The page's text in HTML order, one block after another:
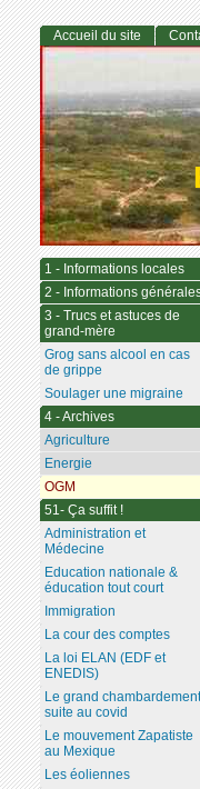
Accueil du site
1 - Informations locales
2 - Informations
3 - Trucs et astuces de
grand-mère
Grog sans alcool en cas
de grippe
Soulager une migraine
4 - Archives
Agriculture
Energie
OGM
51- Ça suffit !
Administration et
Médecine
Education nationale &
éducation tout court
Immigration
La cour des comptes
La loi ELAN (EDF et
ENEDIS)
Le grand chambardement
suite au covid
Le mouvement Zapatiste
au Mexique
Les éoliennes